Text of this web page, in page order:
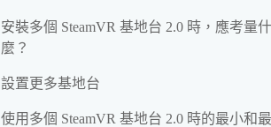
安裝多個 SteamVR 基地台 2.0 時，應考量什
麼？
設置更多基地台
使用多個 SteamVR 基地台 2.0 時的最小和